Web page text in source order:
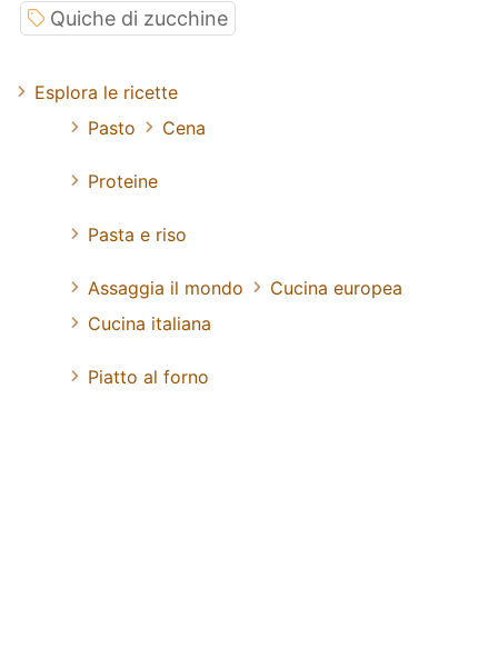
Quiche di zucchine
Esplora le ricette
Pasto
Cena
Proteine
Pasta e riso
Assaggia il mondo
Cucina europea
Cucina italiana
Piatto al forno